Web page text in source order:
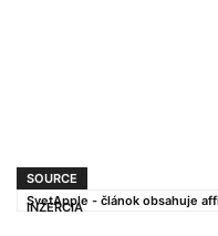
SOURCE
SvetApple - článok obsahuje
INZERCIA